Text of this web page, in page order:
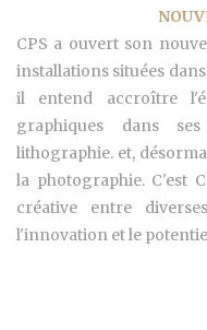
CPS a ouvert son
installations situées
il entend accroître
graphiques dans
lithographie. et,
la photographie. C'est
créative entre
l'innovation et le